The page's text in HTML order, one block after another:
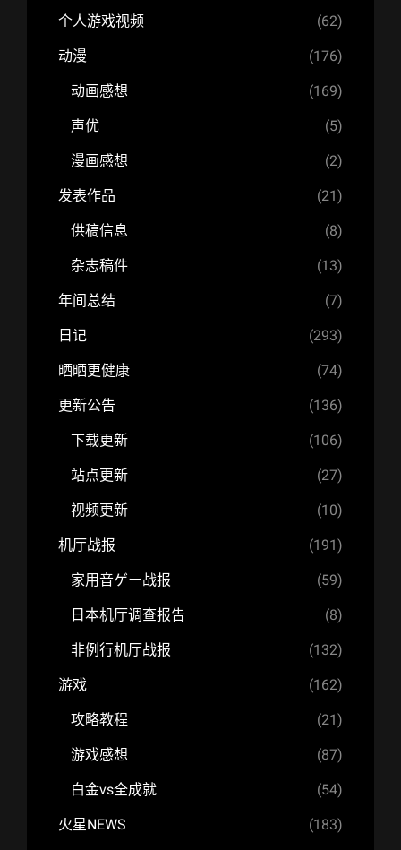
个人游戏视频 (62)
动漫 (176)
动画感想 (169)
声优 (5)
漫画感想 (2)
发表作品 (21)
供稿信息 (8)
杂志稿件 (13)
年间总结 (7)
日记 (293)
晒晒更健康 (74)
更新公告 (136)
下载更新 (106)
站点更新 (27)
视频更新 (10)
机厅战报 (191)
家用音ゲー战报 (59)
日本机厅调查报告 (8)
非例行机厅战报 (132)
游戏 (162)
攻略教程 (21)
游戏感想 (87)
白金vs全成就 (54)
火星NEWS (183)